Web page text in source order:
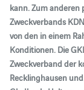
kann. Zum
Zweckverbands
von den in einem
Konditionen. Die
Zweckverband der
Recklinghausen